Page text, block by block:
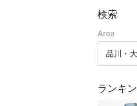
検索
Area
品川・
ランキ